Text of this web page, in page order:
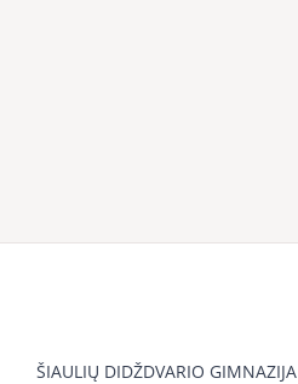
ŠIAULIŲ DIDŽDVARIO GIMNAZIJA